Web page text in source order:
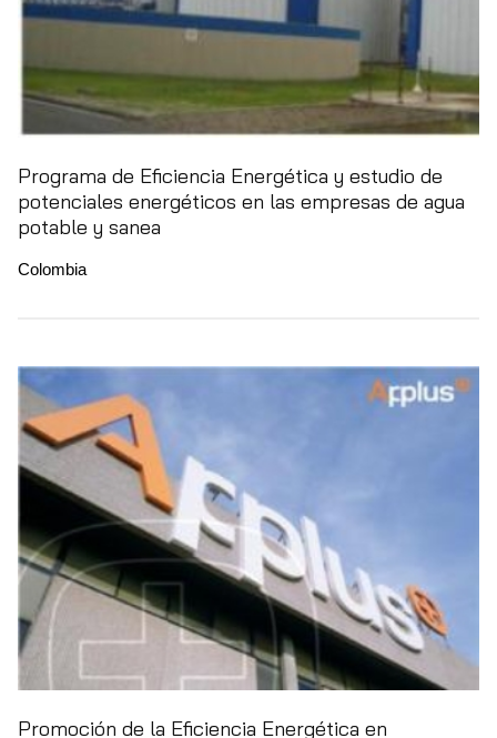
Programa de Eficiencia Energética y estudio de
potenciales energéticos en las empresas de agua
potable y sanea
Colombia
Promoción de la Eficiencia Energética en